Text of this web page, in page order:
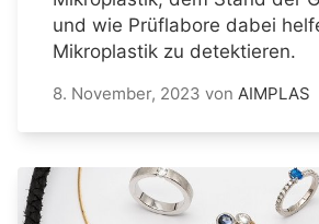
und wie Prüflabore dabei
Mikroplastik zu detektieren.
8. November, 2023 von AIMPLAS